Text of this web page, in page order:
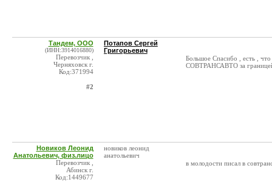
Тандем, ООО
(ИНН:3914016880)
Перевозчик ,
Черняховск г.
Код:371994
#2
Потапов Сергей
Григорьевич
Большое Спасибо , есть ,
СОВТРАНСАВТО за границей
Новиков Леонид
Анатольевич, физ.лицо
Перевозчик ,
Абинск г.
Код:1449677
новиков леонид
анатольевич
в молодости писал в